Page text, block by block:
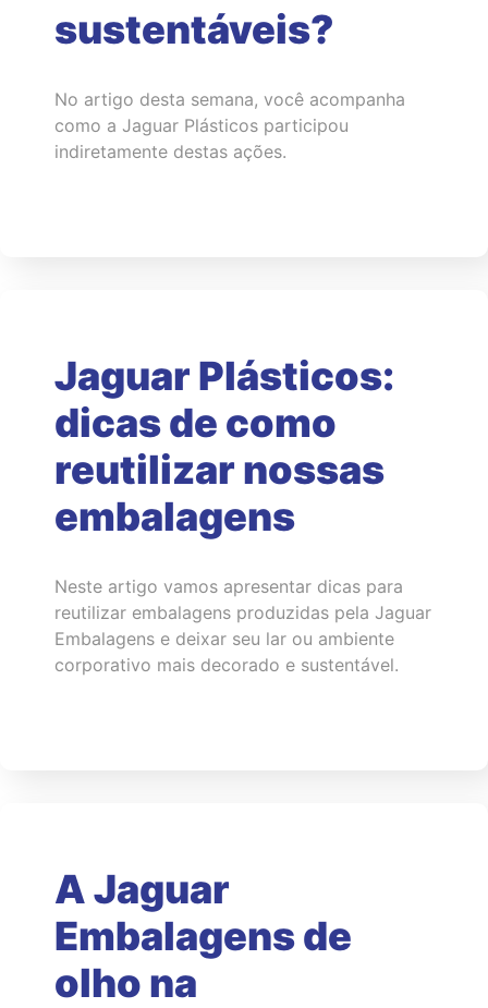
sustentáveis?
No artigo desta semana, você acompanha
como a Jaguar Plásticos participou
indiretamente destas ações.
Jaguar Plásticos:
dicas de como
reutilizar nossas
embalagens
Neste artigo vamos apresentar dicas para
reutilizar embalagens produzidas pela Jaguar
Embalagens e deixar seu lar ou ambiente
corporativo mais decorado e sustentável.
A Jaguar
Embalagens de
olho na